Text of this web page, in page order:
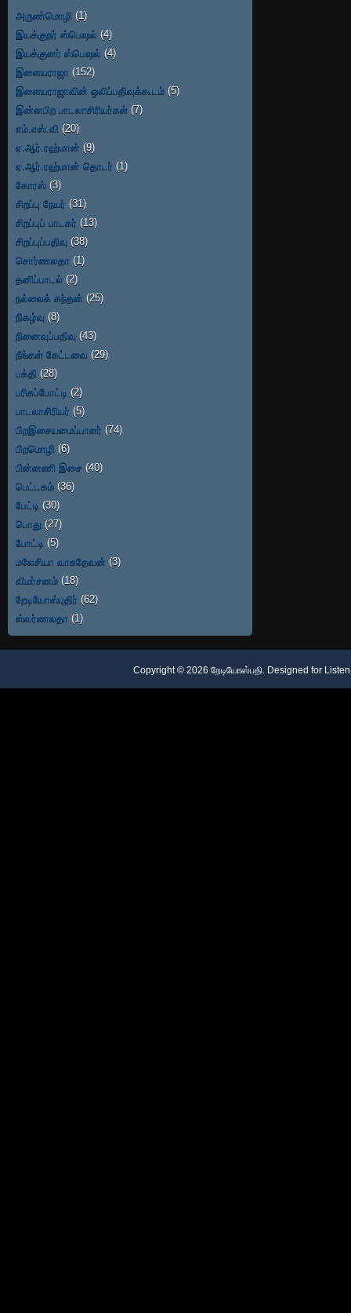
அருண்மொழி (1)
இயக்குநர் ஸ்பெஷல் (4)
இயக்குனர் ஸ்பெஷல் (4)
இளையராஜா (152)
இளையராஜாவின் ஒலிப்பதிவுக்கூடம் (5)
இன்னபிற பாடலாசிரியர்கள் (7)
எம்.எஸ்.வி (20)
ஏ.ஆர்.ரஹ்மான் (9)
ஏ.ஆர்.ரஹ்மான் தொடர் (1)
கோரஸ் (3)
சிறப்பு நேயர் (31)
சிறப்புப் பாடகர் (13)
சிறப்புப்பதிவு (38)
சொர்ணலதா (1)
தனிப்பாடல் (2)
நல்லைக் கந்தன் (25)
நிகழ்வு (8)
நினைவுப்பதிவு (43)
நீங்கள் கேட்டவை (29)
பக்தி (28)
பரிசுப்போட்டி (2)
பாடலாசிரியர் (5)
பிறஇசையமைப்பாளர் (74)
பிறமொழி (6)
பின்னணி இசை (40)
பெட்டகம் (36)
பேட்டி (30)
பொது (27)
போட்டி (5)
மலேசியா வாசுதேவன் (3)
விமர்சனம் (18)
றேடியோஸ்புதிர் (62)
ஸ்வர்ணலதா (1)
Copyright © 2026 றேடியோஸ்பதி. Designed for